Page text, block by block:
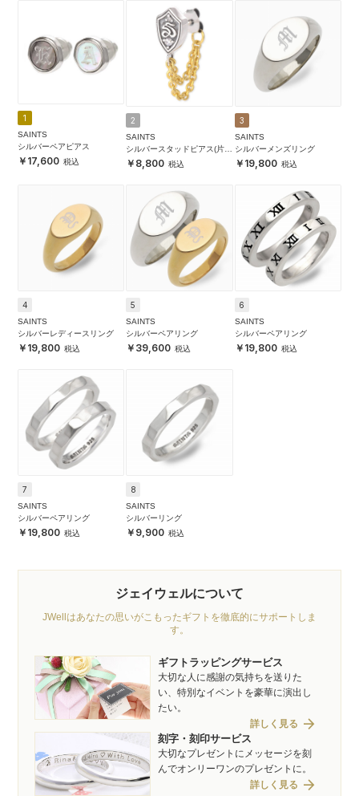
1
SAINTS
シルバーペアピアス
17,600
2
SAINTS
シルバースタッドピアス(片耳
用)8,800
3
SAINTS
シルバーメンズリング
19,800
4
SAINTS
シルバーレディースリング
19,800
5
SAINTS
シルバーペアリング
39,600
6
SAINTS
シルバーペアリング
19,800
7
SAINTS
シルバーペアリング
19,800
8
SAINTS
シルバーリング
9,900
ジェイウェルについて
JWellはあなたの思いがこもったギフトを徹底的にサポートしま
す。
ギフトラッピングサービス
大切な人に感謝の気持ちを送りた
い、特別なイベントを豪華に演出し
たい。
詳しく見る arrow_forward
刻字・刻印サービス
大切なプレゼントにメッセージを刻
んでオンリーワンのプレゼントに。
詳しく見る arrow_forward